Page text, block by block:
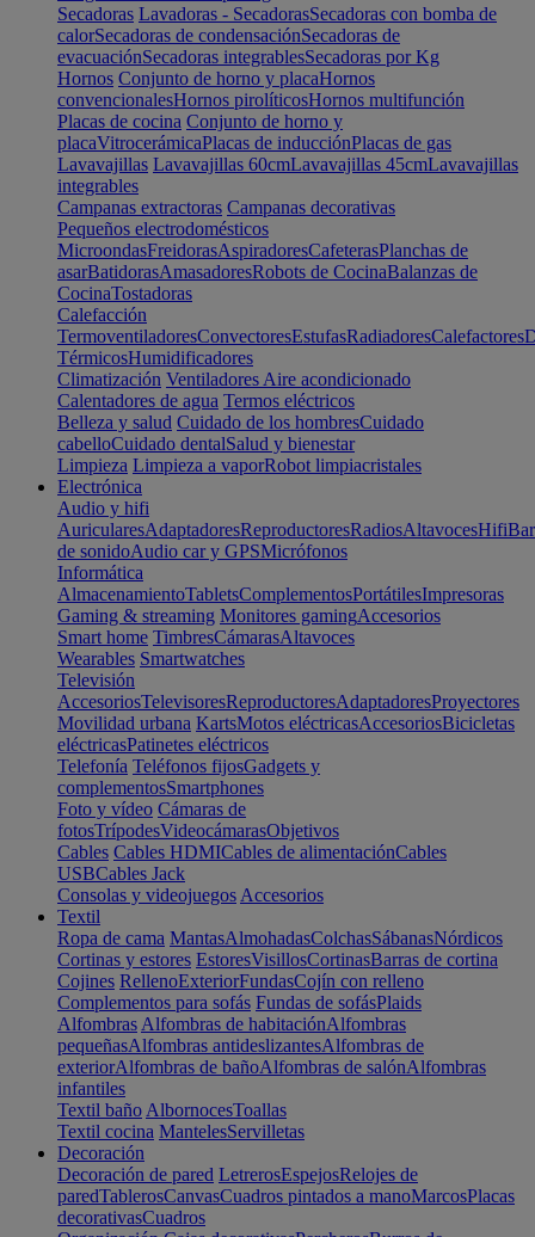
Secadoras Lavadoras - SecadorasSecadoras con bomba de
calorSecadoras de condensaciónSecadoras de
evacuaciónSecadoras integrablesSecadoras por Kg
Hornos Conjunto de horno y placaHornos
convencionalesHornos pirolíticosHornos multifunción
Placas de cocina Conjunto de horno y
placaVitrocerámicaPlacas de inducciónPlacas de gas
Lavavajillas Lavavajillas 60cmLavavajillas 45cmLavavajillas
integrables
Campanas extractoras Campanas decorativas
Pequeños electrodomésticos
MicroondasFreidorasAspiradoresCafeterasPlanchas de
asarBatidorasAmasadoresRobots de CocinaBalanzas de
CocinaTostadoras
Calefacción
TermoventiladoresConvectoresEstufasRadiadoresCalefactores
TérmicosHumidificadores
Climatización Ventiladores Aire acondicionado
Calentadores de agua Termos eléctricos
Belleza y salud Cuidado de los hombresCuidado
cabelloCuidado dentalSalud y bienestar
Limpieza Limpieza a vaporRobot limpiacristales
Electrónica
Audio y hifi
AuricularesAdaptadoresReproductoresRadiosAltavocesHifi
de sonidoAudio car y GPSMicrófonos
Informática
AlmacenamientoTabletsComplementosPortátilesImpresoras
Gaming & streaming Monitores gamingAccesorios
Smart home TimbresCámarasAltavoces
Wearables Smartwatches
Televisión
AccesoriosTelevisoresReproductoresAdaptadoresProyectores
Movilidad urbana KartsMotos eléctricasAccesoriosBicicletas
eléctricasPatinetes eléctricos
Telefonía Teléfonos fijosGadgets y
complementosSmartphones
Foto y vídeo Cámaras de
fotosTrípodesVideocámarasObjetivos
Cables Cables HDMICables de alimentaciónCables
USBCables Jack
Consolas y videojuegos Accesorios
Textil
Ropa de cama MantasAlmohadasColchasSábanasNórdicos
Cortinas y estores EstoresVisillosCortinasBarras de cortina
Cojines RellenoExteriorFundasCojín con relleno
Complementos para sofás Fundas de sofásPlaids
Alfombras Alfombras de habitaciónAlfombras
pequeñasAlfombras antideslizantesAlfombras de
exteriorAlfombras de bañoAlfombras de salónAlfombras
infantiles
Textil baño AlbornocesToallas
Textil cocina MantelesServilletas
Decoración
Decoración de pared LetrerosEspejosRelojes de
paredTablerosCanvasCuadros pintados a manoMarcosPlacas
decorativasCuadros